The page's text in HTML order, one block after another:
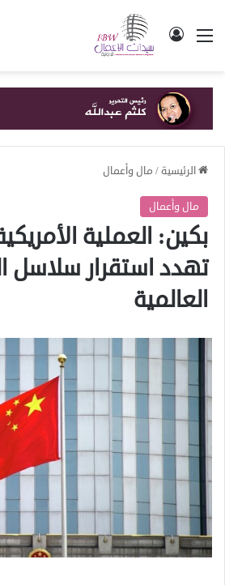
القائمة تسجيل الدخول
الرئيسية/ مال وأعمال
مال وأعمال
بكين: العملية
تهدد استقرار سلاسل
العالمية